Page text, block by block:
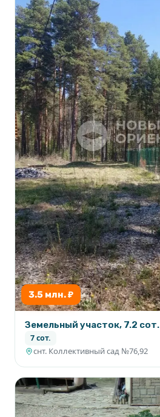
3.5 млн. ₽
Земельный участок, 7.2 сот.
7 сот.
снт. Коллективный сад №76,92